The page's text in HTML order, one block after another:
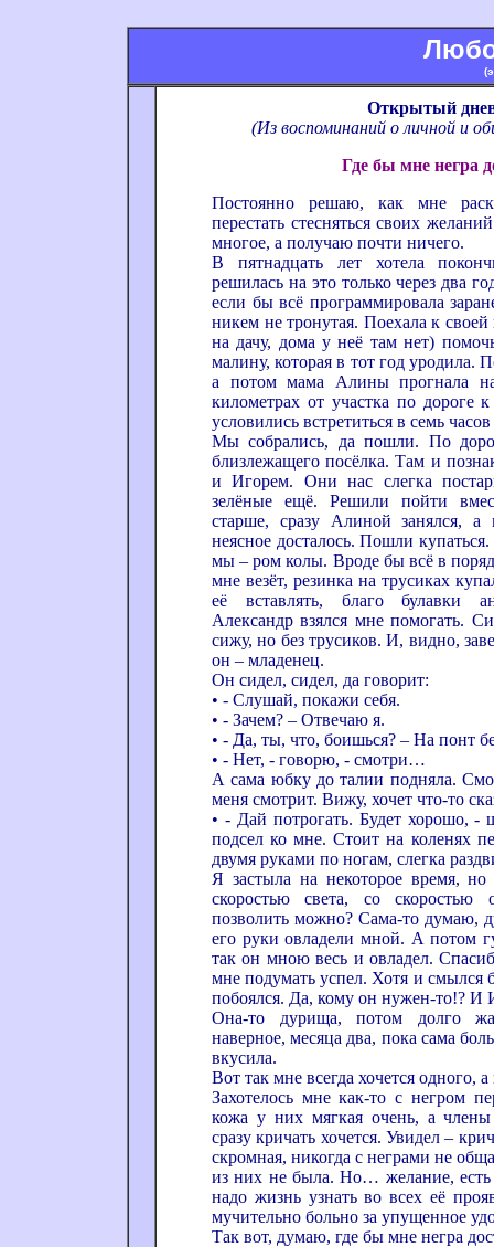
Открытый
(Из воспоминаний о личной и
Где бы мне негра
Постоянно решаю, как мне
перестать стесняться своих
многое, а получаю почти ничего.
В пятнадцать лет хотела
решилась на это только через два
если бы всё программировала
никем не тронутая. Поехала к
на дачу, дома у неё там нет)
малину, которая в тот год уродила.
а потом мама Алины прогнала
километрах от участка по дороге
условились встретиться в семь
Мы собрались, да пошли. По
близлежащего посёлка. Там и
и Игорем. Они нас слегка
зелёные ещё. Решили пойти
старше, сразу Алиной занялся, а
неясное досталось. Пошли
мы – ром колы. Вроде бы всё в
мне везёт, резинка на трусиках
её вставлять, благо булавки
Александр взялся мне помогать.
сижу, но без трусиков. И, видно,
он – младенец.
Он сидел, сидел, да говорит:
• - Слушай, покажи себя.
• - Зачем? – Отвечаю я.
• - Да, ты, что, боишься? – На понт
• - Нет, - говорю, - смотри…
А сама юбку до талии подняла.
меня смотрит. Вижу, хочет что-то
• - Дай потрогать. Будет хорошо,
подсел ко мне. Стоит на коленях
двумя руками по ногам, слегка
Я застыла на некоторое время,
скоростью света, со
позволить можно? Сама-то думаю,
его руки овладели мной. А потом
так он мною весь и овладел.
мне подумать успел. Хотя и смылся
побоялся. Да, кому он нужен-то!? И
Она-то дурища, потом долго
наверное, месяца два, пока сама
вкусила.
Вот так мне всегда хочется одного,
Захотелось мне как-то с негром
кожа у них мягкая очень, а
сразу кричать хочется. Увидел –
скромная, никогда с неграми не
из них не была. Но… желание,
надо жизнь узнать во всех её
мучительно больно за упущенное
Так вот, думаю, где бы мне негра